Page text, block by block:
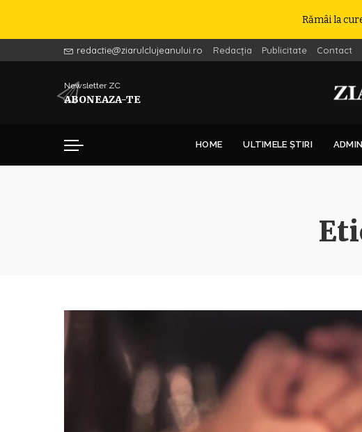
Rămâi la
redactie@ziarulclujeanului.ro Redacția Publicitate Contact
Newsletter ZC
ABONEAZA-TE
HOME ULTIMELE ȘTIRI